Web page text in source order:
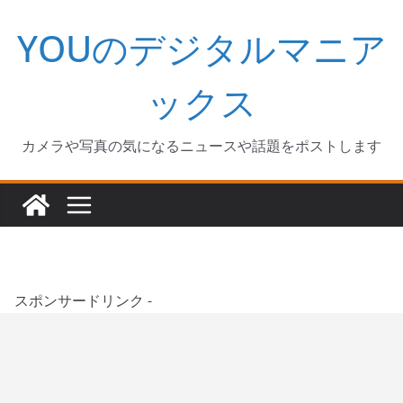
キ
YOUのデジタルマニア
ックス
カメラや写真の気になるニュースや話題をポストします
スポンサードリンク -